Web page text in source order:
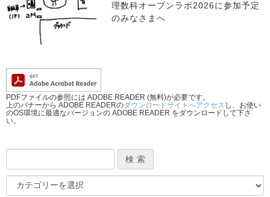
理数科オープンラボ2026に参加予定
のみなさまへ
PDFファイルの参照には ADOBE READER (無料)が必要です。
上のバナーから ADOBE READERのダウンロードサイトへアクセス し、お使い
のOS環境に最適なバージョンの ADOBE READER をダウンロードして下さ
い。